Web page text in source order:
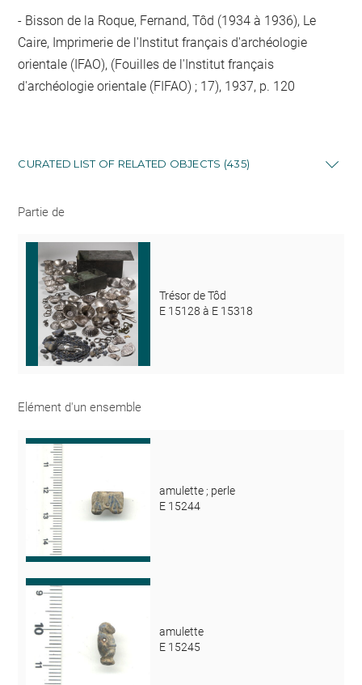
Bisson de la Roque, Fernand, Tôd (1934 à 1936), Le
Caire, Imprimerie de l'Institut français d'archéologie
orientale (IFAO), (Fouilles de l'Institut français
d'archéologie orientale (FIFAO) ; 17), 1937, p. 120
CURATED LIST OF RELATED OBJECTS (435)
Partie de
Trésor de Tôd
E 15128 à E 15318
Elément d'un ensemble
amulette ; perle
E 15244
amulette
E 15245